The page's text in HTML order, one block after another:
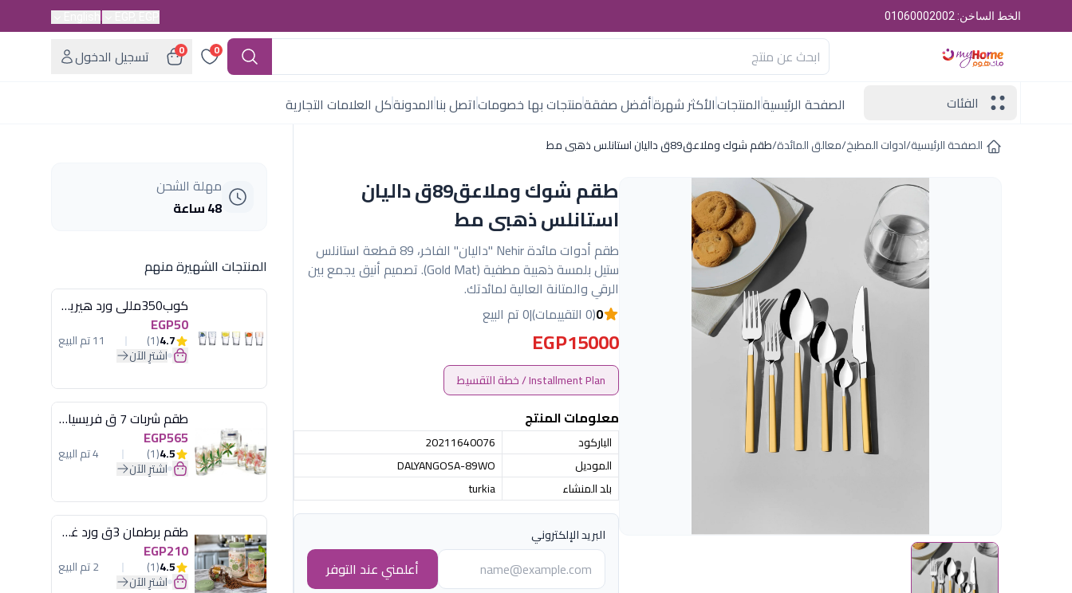
الخط الساخن: 01060002002
0
0
تسجيل الدخول
الفئات
الصفحة الرئيسيةالمنتجاتالأكثر شهرةأفضل صفقةمنتجات بها خصوماتاتصل بناالمدونةكل العلامات التجارية
الصفحة الرئيسية/ادوات المطبخ/معالق المائدة/طقم شوك وملاعق89ق داليان استانلس ذهبى مط
طقم شوك وملاعق89ق داليان
استانلس ذهبى مط
طقم أدوات مائدة Nehir "داليان" الفاخر، 89 قطعة استانلس
ستيل بلمسة ذهبية مطفية (Gold Mat). تصميم أنيق يجمع بين
الرقي والمتانة العالية لمائدتك.
0(0 التقييمات) |0 تم البيع
EGP15000
Installment Plan / خطة التقسيط
معلومات المنتج
الباركود
20211640076
الموديل
DALYANGOSA-89WO
بلد المنشاء
turkia
البريد الإلكتروني
أعلمني عند التوفر
مهلة الشحن
48 ساعة
المنتجات الشهيرة منهم
كوب350مللى ورد هيريفين
EGP50
4.7
(1) 11 تم البيع
اشترِ الآن
طقم شربات 7 ق فريسيا لومينارك
EGP565
4.5
(1) 4 تم البيع
اشترِ الآن
طقم برطمان 3ق ورد غطاء مينت جرين هيريفين
EGP210
4.5
(1) 2 تم البيع
اشترِ الآن